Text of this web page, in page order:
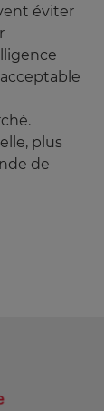
éviter
plus
de